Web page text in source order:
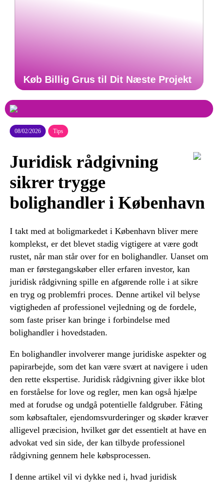
Køb Billig Grus til Dit Næste Projekt
08/02/2026 Tips
Juridisk rådgivning
sikrer trygge
bolighandler i København
I takt med at boligmarkedet i København bliver mere
komplekst, er det blevet stadig vigtigere at være godt
rustet, når man står over for en bolighandler. Uanset om
man er førstegangskøber eller erfaren investor, kan
juridisk rådgivning spille en afgørende rolle i at sikre
en tryg og problemfri proces. Denne artikel vil belyse
vigtigheden af professionel vejledning og de fordele,
som faste priser kan bringe i forbindelse med
bolighandler i hovedstaden.
En bolighandler involverer mange juridiske aspekter og
papirarbejde, som det kan være svært at navigere i uden
den rette ekspertise. Juridisk rådgivning giver ikke blot
en forståelse for love og regler, men kan også hjælpe
med at forudse og undgå potentielle faldgruber. Fåting
som købsaftaler, ejendomsvurderinger og skøder kræver
alligevel præcision, hvilket gør det essentielt at have en
advokat ved sin side, der kan tilbyde professionel
rådgivning gennem hele købsprocessen.
I denne artikel vil vi dykke ned i, hvad juridisk